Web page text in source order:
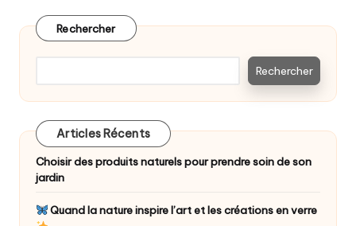
Rechercher
Rechercher
Articles Récents
Choisir des produits naturels pour prendre soin de son
jardin
Quand la nature inspire l’art et les créations en verre